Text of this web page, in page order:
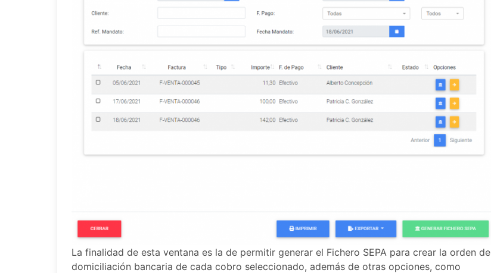
La finalidad de esta ventana es la de permitir generar el Fichero SEPA para crear la orden de
domiciliación bancaria de cada cobro seleccionado, además de otras opciones, como